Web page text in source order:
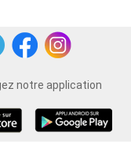
notre application